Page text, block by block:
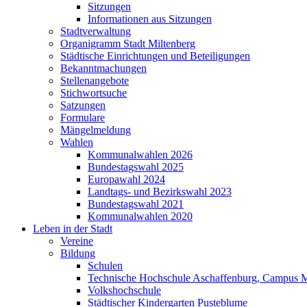
Sitzungen
Informationen aus Sitzungen
Stadtverwaltung
Organigramm Stadt Miltenberg
Städtische Einrichtungen und Beteiligungen
Bekanntmachungen
Stellenangebote
Stichwortsuche
Satzungen
Formulare
Mängelmeldung
Wahlen
Kommunalwahlen 2026
Bundestagswahl 2025
Europawahl 2024
Landtags- und Bezirkswahl 2023
Bundestagswahl 2021
Kommunalwahlen 2020
Leben in der Stadt
Vereine
Bildung
Schulen
Technische Hochschule Aschaffenburg, Campus
Volkshochschule
Städtischer Kindergarten Pusteblume